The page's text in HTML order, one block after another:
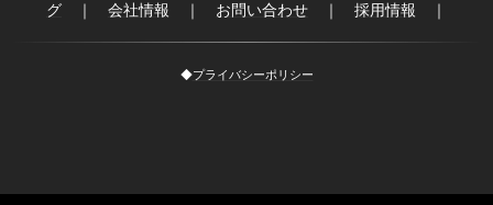
グ ｜ 会社情報 ｜ お問い合わせ ｜ 採用情報 ｜
◆プライバシーポリシー